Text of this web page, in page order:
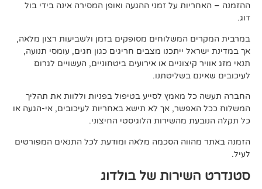
על זמני ההגעה ואופן המסירה אינה בידי בול
המשלוחים מסופקים בזמן ולשביעות רצון מלאה,
ייתכנו מצבים חריגים כגון חגים, עומסי תנועה,
או אירועים ביטחוניים, העשויים לגרום
בשליטתנו.
מאמץ לסייע בטיפול בפניות וללוות את תהליך
אך לא תישא באחריות לעיכובים, אי-הגעה או
מהשירות הלוגיסטי החיצוני.
הסכמה מלאה ומודעת לכל התנאים המפורטים
של בולדוג